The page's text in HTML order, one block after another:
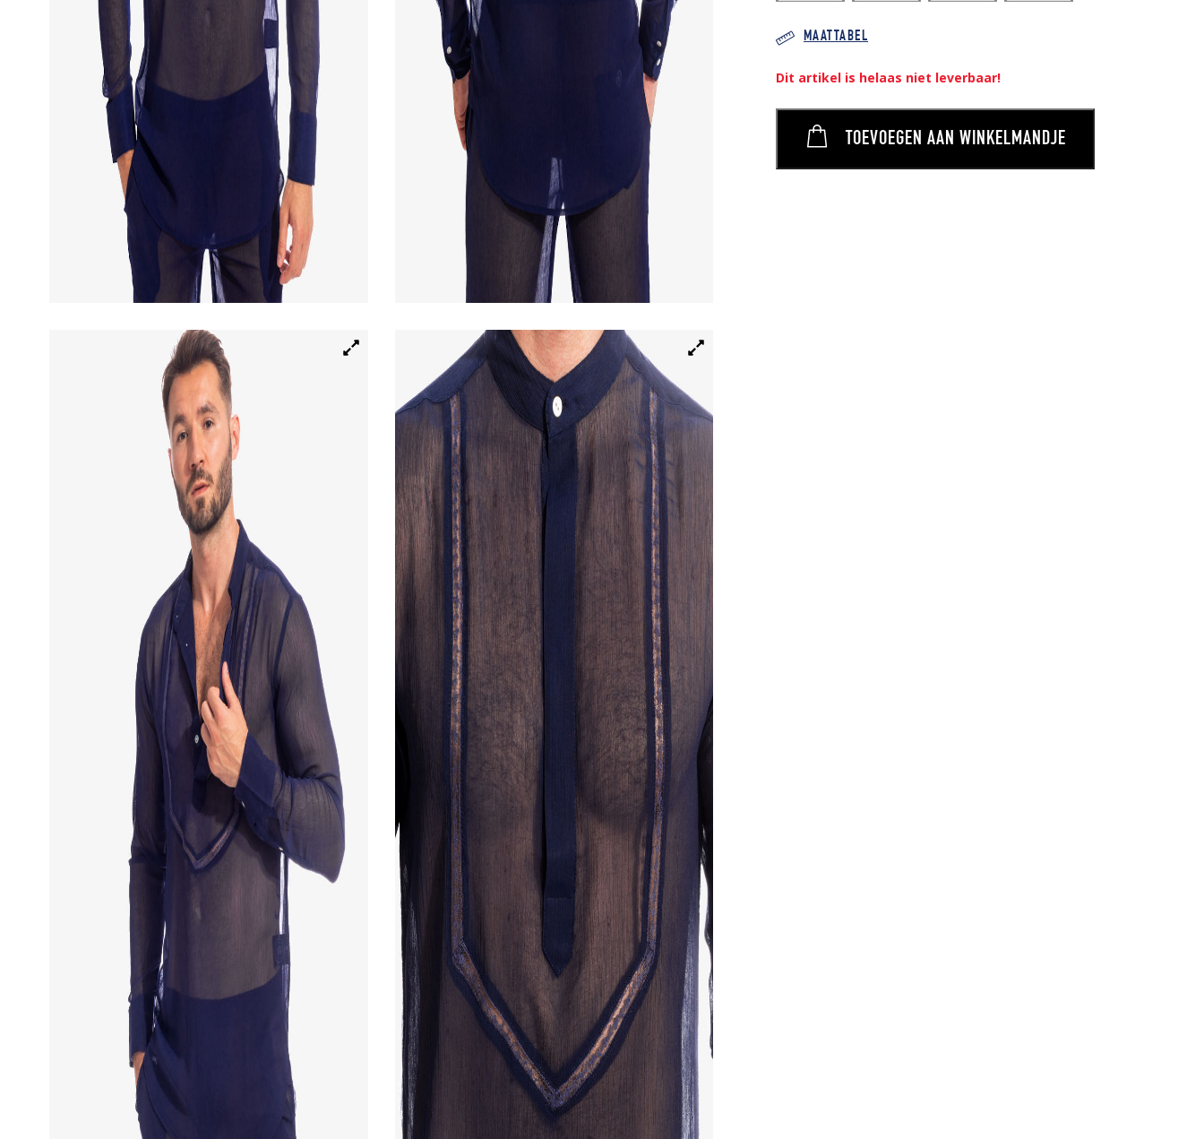
MAATTABEL
Dit artikel is helaas niet leverbaar!
TOEVOEGEN AAN WINKELMANDJE